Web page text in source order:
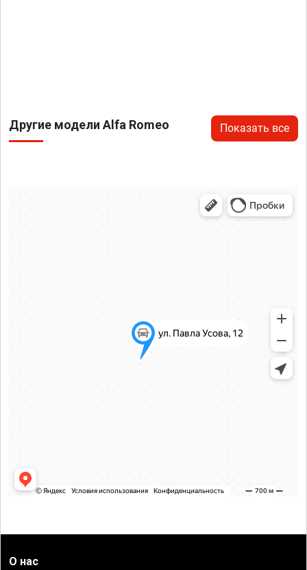
Другие модели Alfa Romeo Показать все
О нас